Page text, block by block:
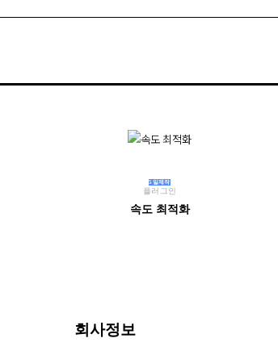
5일제작
플러그인
속도 최적화
회사정보